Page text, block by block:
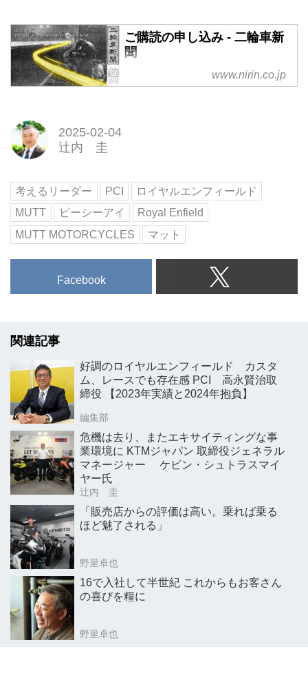
ご購読の申し込み - 二輪車新
聞
www.nirin.co.jp
2025-02-04
辻内 圭
考えるリーダー PCI
ロイヤルエンフィールド
MUTT
ピーシーアイ
Royal Enfield
MUTT MOTORCYCLES
マット
Facebook
関連記事
好調のロイヤルエンフィールド カスタ
ム、レースでも存在感 PCI 高永賢治取
締役 【2023年実績と2024年抱負】
編集部
危機は去り、またエキサイティングな事
業環境に KTMジャパン 取締役ジェネラル
マネージャー ケビン・シュトラスマイ
ヤー氏
辻内 圭
「販売店からの評価は高い。乗れば乗る
ほど魅了される」
野里卓也
16で入社して半世紀 これからもお客さん
の喜びを糧に
野里卓也